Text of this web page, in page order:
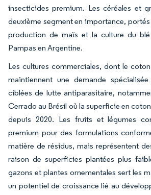
insecticides premium. Les céréales et
deuxième segment en importance,
production de maïs et la culture du
Pampas en Argentine.
Les cultures commerciales, dont le
maintiennent une demande
ciblées de lutte antiparasitaire,
Cerrado au Brésil où la superficie en
depuis 2020. Les fruits et légumes
premium pour des formulations
matière de résidus, mais représentent
raison de superficies plantées plus
gazons et plantes ornementales sert les
un potentiel de croissance lié au